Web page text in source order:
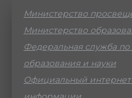
Министерство
Министерство
Федеральная служба
образования и науки
Официальный